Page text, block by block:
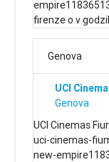
firenze o v
Genova
UCI
Genova
UCI Cinemas
uci-cinemas-
new-